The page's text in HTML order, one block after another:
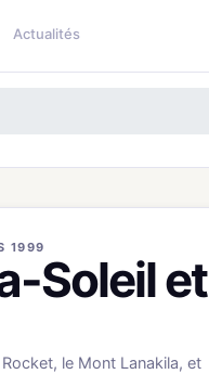
Actualités
1999
Soleil et
le Mont Lanakila, et